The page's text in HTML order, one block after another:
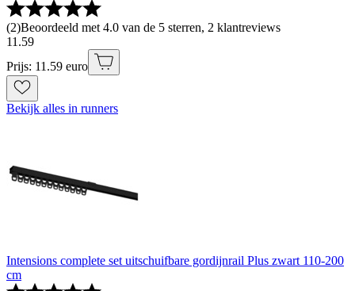
(2)Beoordeeld met 4.0 van de 5 sterren, 2 klantreviews
11 .59
Prijs: 11.59 euro
Bekijk alles in runners
Intensions complete set uitschuifbare gordijnrail Plus zwart 110-200
cm